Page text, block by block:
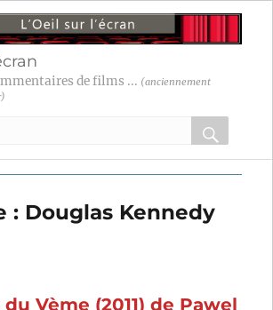
de films ... (anciennement
OK
: Douglas Kennedy
Vème (2011) de Pawel